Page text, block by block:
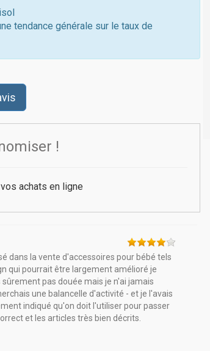
tendance générale sur le taux de
!
achats en ligne
dans la vente d'accessoires pour bébé tels
qui pourrait être largement amélioré je
pas douée mais je n'ai jamais
une balancelle d'activité - et je l'avais
indiqué qu'on doit l'utiliser pour passer
et les articles très bien décrits.